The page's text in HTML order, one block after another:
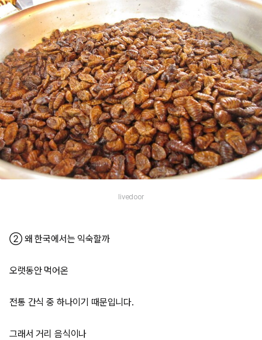
livedoor
② 왜 한국에서는 익숙할까
오랫동안 먹어온
전통 간식 중 하나이기 때문입니다.
그래서 거리 음식이나